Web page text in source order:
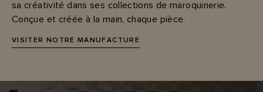
sa créativité dans ses collections de maroquinerie.
Conçue et créée à la main, chaque pièce.
VISITER NOTRE MANUFACTURE